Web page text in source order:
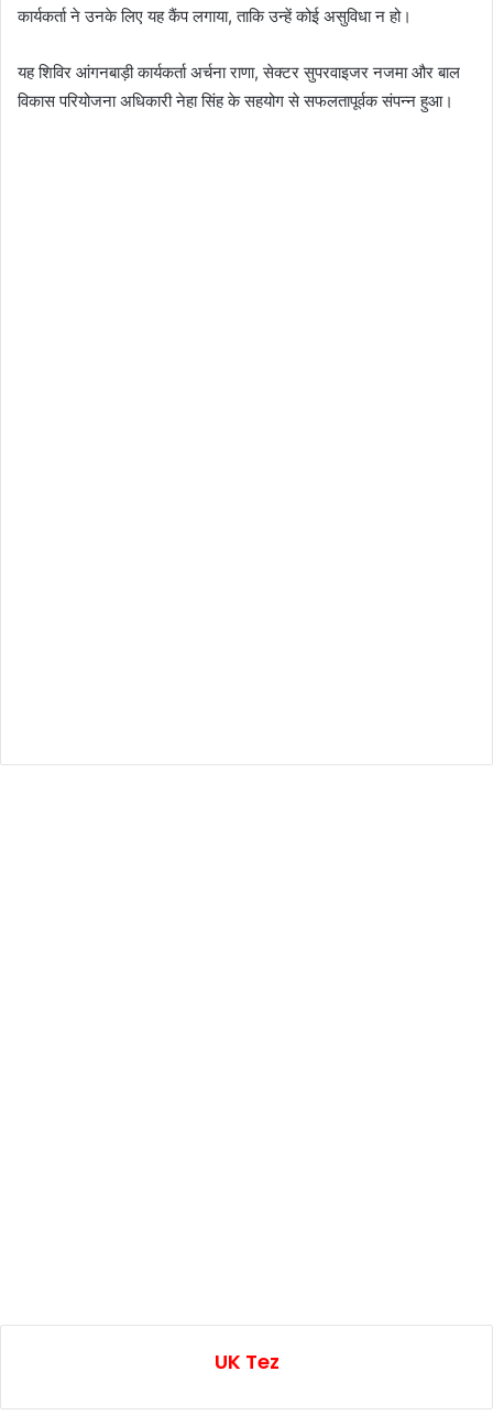
कार्यकर्ता ने उनके लिए यह कैंप लगाया, ताकि उन्हें कोई असुविधा न हो।
यह शिविर आंगनबाड़ी कार्यकर्ता अर्चना राणा, सेक्टर सुपरवाइजर नजमा और बाल
विकास परियोजना अधिकारी नेहा सिंह के सहयोग से सफलतापूर्वक संपन्न हुआ।
UK Tez